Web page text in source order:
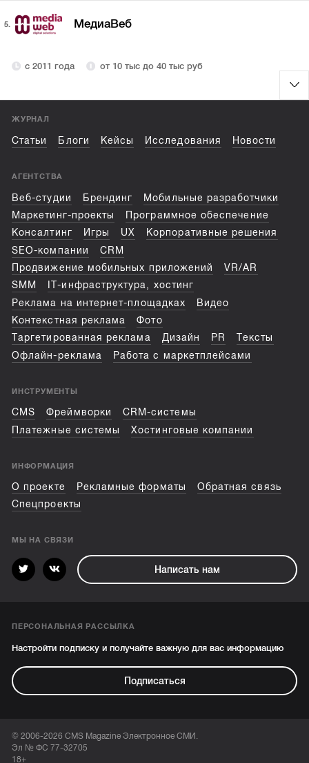
5. МедиаВеб
с 2011 года от 10 тыс до 40 тыс руб
ЖУРНАЛ
Статьи Блоги Кейсы Исследования Новости
АГЕНТСТВА
Веб-студии Брендинг
Мобильные разработчики
Маркетинг-проекты
Программное обеспечение
Консалтинг
Игры UX
Корпоративные решения
SEO-компании
CRM
Продвижение мобильных приложений
VR/AR
SMM
IT-инфраструктура, хостинг
Реклама на интернет-площадках
Видео
Контекстная реклама
Фото
Таргетированная реклама
Дизайн PR
Тексты
Офлайн-реклама
Работа с маркетплейсами
ИНСТРУМЕНТЫ
CMS Фреймворки
CRM-системы
Платежные системы
Хостинговые компании
ИНФОРМАЦИЯ
О проекте Рекламные форматы
Обратная связь
Спецпроекты
МЫ НА СВЯЗИ
Написать нам
ПЕРСОНАЛЬНАЯ РАССЫЛКА
Настройти подписку и получайте важную для вас информацию
Подписаться
© 2006-2026 CMS Magazine Электронное СМИ.
Эл № ФС 77-32705
18+